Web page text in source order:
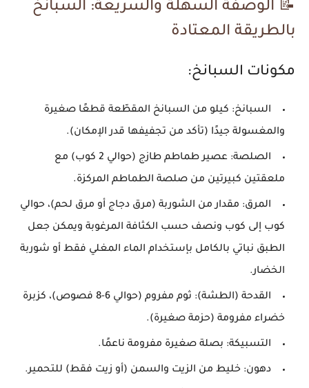
📝 الوصفة السهلة والسريعة: السبانخ
بالطريقة المعتادة
مكونات السبانخ:
السبانخ: كيلو من السبانخ المقطّعة قطعًا صغيرة
والمغسولة جيدًا (تأكد من تجفيفها قدر الإمكان).
الصلصة: عصير طماطم طازج (حوالي 2 كوب) مع
ملعقتين كبيرتين من صلصة الطماطم المركزة.
المرق: مقدار من الشوربة (مرق دجاج أو مرق لحم)، حوالي
كوب إلى كوب ونصف حسب الكثافة المرغوبة ويمكن جعل
الطبق نباتي بالكامل بإستخدام الماء المغلي فقط أو شوربة
الخضار.
القدحة (الطشة): ثوم مفروم (حوالي 6-8 فصوص)، كزبرة
خضراء مفرومة (حزمة صغيرة).
التسبيكة: بصلة صغيرة مفرومة ناعمًا.
دهون: خليط من الزيت والسمن (أو زيت فقط) للتحمير.